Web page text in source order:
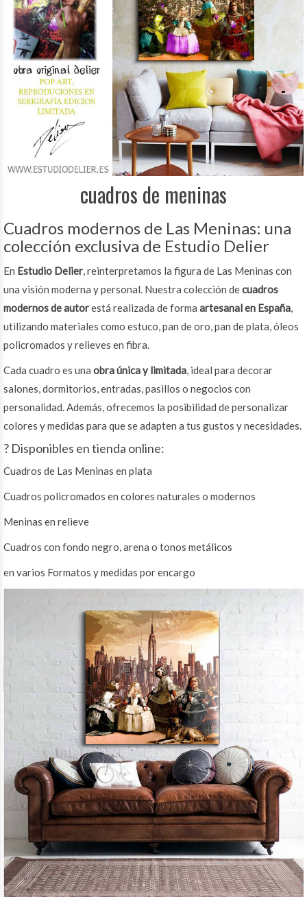
cuadros de meninas
Cuadros modernos de Las Meninas: una
colección exclusiva de Estudio Delier
En Estudio Delier, reinterpretamos la figura de Las Meninas con
una visión moderna y personal. Nuestra colección decuadros
modernos de autorestá realizada de forma artesanal en España,
utilizando materiales como estuco, pan de oro, pan de plata, óleos
policromados y relieves en fibra.
Cada cuadro es una obra única y limitada, ideal para decorar
salones, dormitorios, entradas, pasillos o negocios con
personalidad. Además, ofrecemos la posibilidad de personalizar
colores y medidas para que se adapten a tus gustos y necesidades.
? Disponibles en tienda online:
Cuadros de Las Meninas en plata
Cuadros policromados en colores naturales o modernos
Meninas en relieve
Cuadros con fondo negro, arena o tonos metálicos
en varios Formatos y medidas por encargo